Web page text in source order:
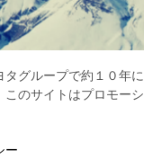
グループで約１０年
のサイトはプロモー
ー